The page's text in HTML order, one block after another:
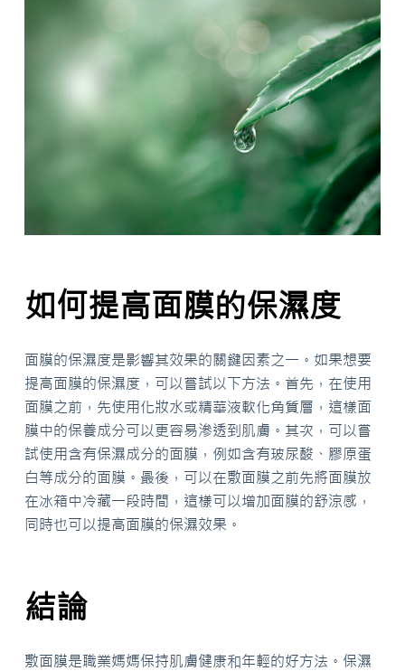
如何提高面膜的保濕度
面膜的保濕度是影響其效果的關鍵因素之一。如果想要
提高面膜的保濕度，可以嘗試以下方法。首先，在使用
面膜之前，先使用化妝水或精華液軟化角質層，這樣面
膜中的保養成分可以更容易滲透到肌膚。其次，可以嘗
試使用含有保濕成分的面膜，例如含有玻尿酸、膠原蛋
白等成分的面膜。最後，可以在敷面膜之前先將面膜放
在冰箱中冷藏一段時間，這樣可以增加面膜的舒涼感，
同時也可以提高面膜的保濕效果。
結論
敷面膜是職業媽媽保持肌膚健康和年輕的好方法。保濕